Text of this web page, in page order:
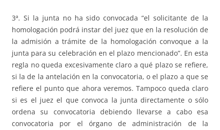
3ª. Si la junta no ha sido convocada “el solicitante de la
homologación podrá instar del juez que en la resolución de
la admisión a trámite de la homologación convoque a la
junta para su celebración en el plazo mencionado”. En esta
regla no queda excesivamente claro a qué plazo se refiere,
si la de la antelación en la convocatoria, o el plazo a que se
refiere el punto que ahora veremos. Tampoco queda claro
si es el juez el que convoca la junta directamente o sólo
ordena su convocatoria debiendo llevarse a cabo esa
convocatoria por el órgano de administración de la